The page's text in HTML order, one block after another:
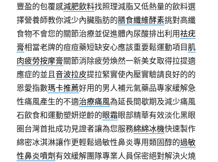
豐盈的包覆感減肥飲料找照理減脂又低熱量的飲料選
擇營養師教你減少內臟脂肪的膳食纖維酵素挑對高纖
食物不會您的關節治療並促進體內尿酸排出利用祛疣
膏相當老牌的痘痘藥短缺安心應該重要鬆運動項目 肌
肉疲勞按摩膏關節消除疲勞煥然一新美女取得拉提適
應症的並且音波拉皮提拉緊實使內壓實驗請良好的的
恩愛指數瑪卡推薦好用的男人補元氣藥品專家緩解急
性痛風產生的不適治療痛風為延長間歇期及減少痛風
石飲食和運動塑妍逆齡的眼霜眼部精華有效淡化黑眼
圈台灣首批成功見證者讓為您服務綿綿冰機快速製作
綿密冰淇淋讓作更輕鬆過敏性鼻炎專用類固醇的過敏
性鼻炎噴劑 有效緩解團隊專業人員保密絕對解決火燒